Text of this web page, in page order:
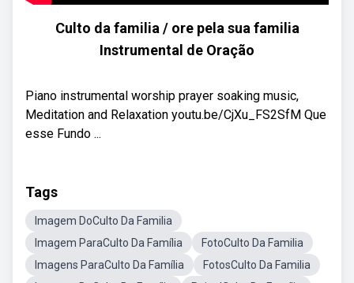
Culto da familia / ore pela sua familia
Instrumental de Oração
Piano instrumental worship prayer soaking music,
Meditation and Relaxation youtu.be/CjXu_FS2SfM Que
esse Fundo ...
Tags
Imagem DoCulto Da Familia
Imagem ParaCulto Da Família
FotoCulto Da Familia
Imagens ParaCulto Da Família
FotosCulto Da Familia